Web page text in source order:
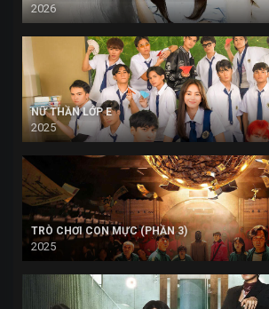
2026
NỮ THẦN LỚP E
2025
TRÒ CHƠI CON MỰC (PHẦN 3)
2025